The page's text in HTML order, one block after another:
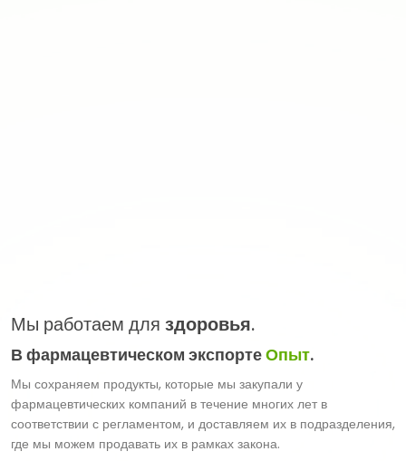
Мы работаем для здоровья.
В фармацевтическом экспортеОпыт.
Мы сохраняем продукты, которые мы закупали у
фармацевтических компаний в течение многих лет в
соответствии с регламентом, и доставляем их в подразделения,
где мы можем продавать их в рамках закона.